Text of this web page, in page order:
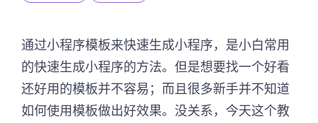
通过小程序模板来快速生成小程序，是小白常用
的快速生成小程序的方法。但是想要找一个好看
还好用的模板并不容易；而且很多新手并不知道
如何使用模板做出好效果。没关系，今天这个教